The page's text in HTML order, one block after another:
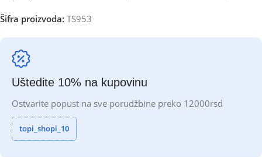
Šifra proizvoda: TS953
Uštedite 10% na kupovinu
Ostvarite popust na sve porudžbine preko 12000rsd
topi_shopi_10